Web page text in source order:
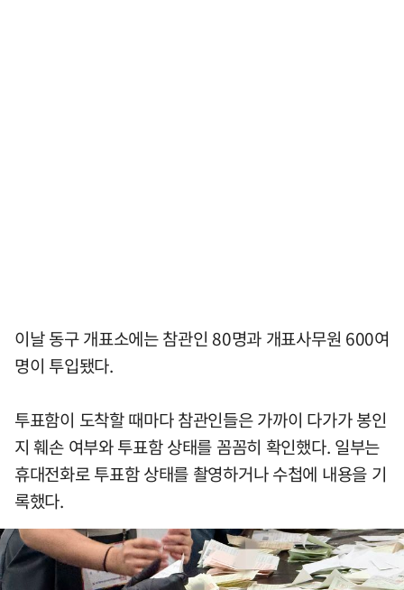
이날 동구 개표소에는 참관인 80명과 개표사무원 600여
명이 투입됐다.
투표함이 도착할 때마다 참관인들은 가까이 다가가 봉인
지 훼손 여부와 투표함 상태를 꼼꼼히 확인했다. 일부는
휴대전화로 투표함 상태를 촬영하거나 수첩에 내용을 기
록했다.